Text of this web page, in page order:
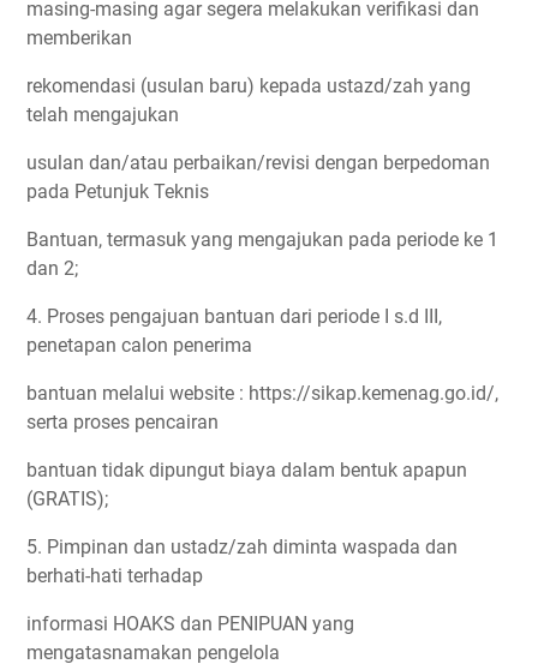
masing-masing agar segera melakukan verifikasi dan
memberikan
rekomendasi (usulan baru) kepada ustazd/zah yang
telah mengajukan
usulan dan/atau perbaikan/revisi dengan berpedoman
pada Petunjuk Teknis
Bantuan, termasuk yang mengajukan pada periode ke 1
dan 2;
4. Proses pengajuan bantuan dari periode I s.d III,
penetapan calon penerima
bantuan melalui website : https://sikap.kemenag.go.id/,
serta proses pencairan
bantuan tidak dipungut biaya dalam bentuk apapun
(GRATIS);
5. Pimpinan dan ustadz/zah diminta waspada dan
berhati-hati terhadap
informasi HOAKS dan PENIPUAN yang
mengatasnamakan pengelola